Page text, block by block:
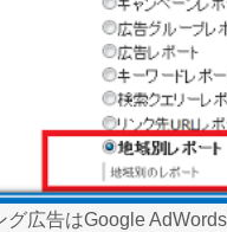
グ広告はGoogle